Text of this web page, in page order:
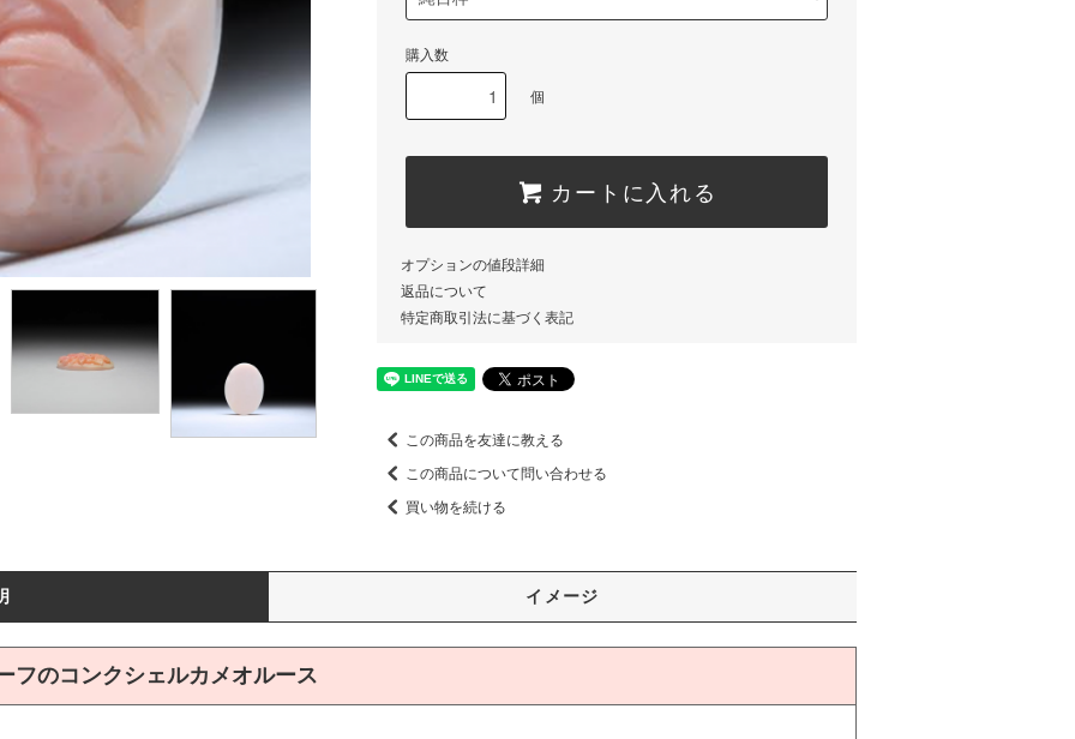
購入数
個
カートに入れる
オプションの値段詳細
返品について
特定商取引法に基づく表記
この商品を友達に教える
この商品について問い合わせる
買い物を続ける
イメージ
フのコンクシェルカメオルース